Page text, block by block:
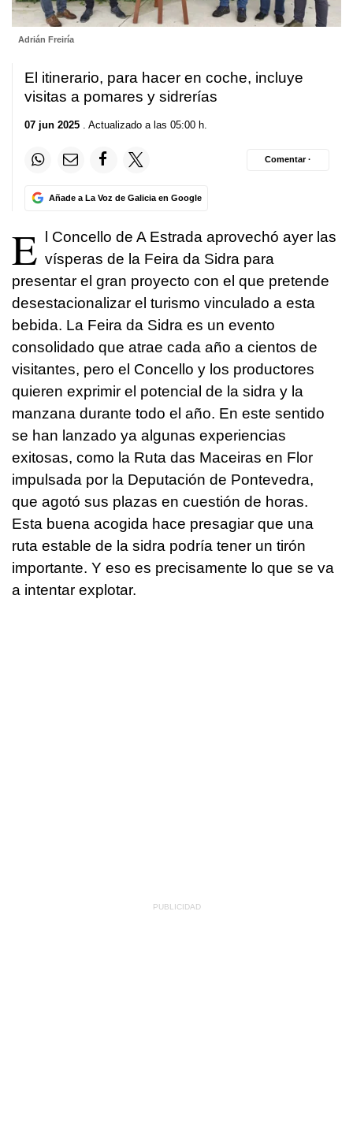
Adrián Freiría
El itinerario, para hacer en coche, incluye
visitas a pomares y sidrerías
07 jun 2025 . Actualizado a las 05:00 h.
Añade a La Voz de Galicia en Google
Comentar ·
E l Concello de A Estrada aprovechó ayer las
vísperas de la Feira da Sidra para
presentar el gran proyecto con el que pretende
desestacionalizar el turismo vinculado a esta
bebida. La Feira da Sidra es un evento
consolidado que atrae cada año a cientos de
visitantes, pero el Concello y los productores
quieren exprimir el potencial de la sidra y la
manzana durante todo el año. En este sentido
se han lanzado ya algunas experiencias
exitosas, como la Ruta das Maceiras en Flor
impulsada por la Deputación de Pontevedra,
que agotó sus plazas en cuestión de horas.
Esta buena acogida hace presagiar que una
ruta estable de la sidra podría tener un tirón
importante. Y eso es precisamente lo que se va
a intentar explotar.